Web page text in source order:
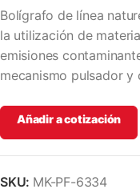
Bolígrafo de línea
la utilización de
emisiones
mecanismo pulsador y
Añadir a cotización
SKU: MK-PF-6334